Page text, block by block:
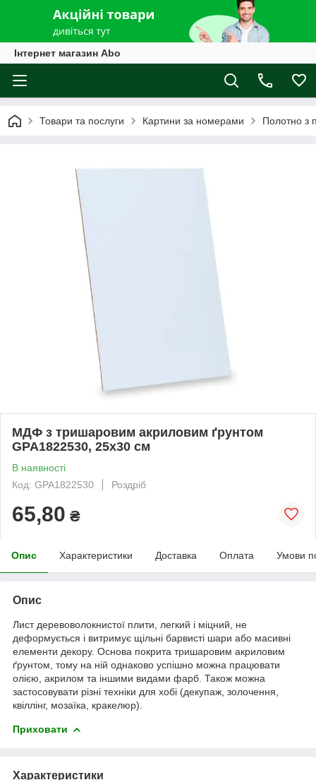
Інтернет магазин Abo
Товари та послуги Картини за номерами Полотно з
МДФ з тришаровим акриловим ґрунтом
GPA1822530, 25х30 см
В наявності
Код: GPA1822530
Роздріб
65,80 ₴
Опис Характеристики Доставка Оплата Умови
Опис
Лист деревоволокнистої плити, легкий і міцний, не
деформується і витримує щільні барвисті шари або масивні
елементи декору. Основа покрита тришаровим акриловим
ґрунтом, тому на ній однаково успішно можна працювати
олією, акрилом та іншими видами фарб. Також можна
застосовувати різні техніки для хобі (декупаж, золочення,
квіллінг, мозаїка, кракелюр).
Приховати
Характеристики